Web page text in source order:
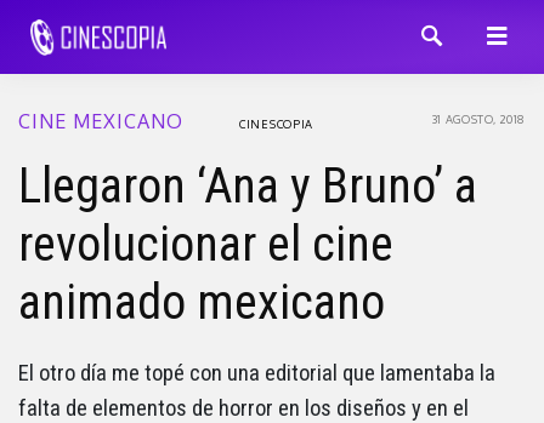
CINE MEXICANO 31 AGOSTO, 2018
CINESCOPIA
Llegaron ‘Ana y Bruno’ a
revolucionar el cine
animado mexicano
El otro día me topé con una editorial que lamentaba la
falta de elementos de horror en los diseños y en el